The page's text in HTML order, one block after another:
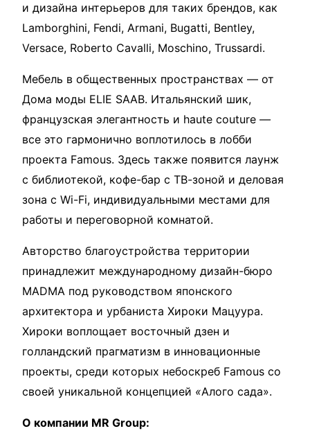
и дизайна интерьеров для таких брендов, как
Lamborghini, Fendi, Armani, Bugatti, Bentley,
Versace, Roberto Cavalli, Moschino, Trussardi.
Мебель в общественных пространствах — от
Дома моды ELIE SAAB. Итальянский шик,
французская элегантность и haute couture —
все это гармонично воплотилось в лобби
проекта Famous. Здесь также появится лаунж
с библиотекой, кофе-бар с ТВ-зоной и деловая
зона с Wi-Fi, индивидуальными местами для
работы и переговорной комнатой.
Авторство благоустройства территории
принадлежит международному дизайн-бюро
MADMA под руководством японского
архитектора и урбаниста Хироки Мацуура.
Хироки воплощает восточный дзен и
голландский прагматизм в инновационные
проекты, среди которых небоскреб Famous со
своей уникальной концепцией «Алого сада».
О компании MR Group: